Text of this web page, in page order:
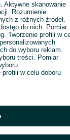
Aktywne skanowanie
Rozumienie
z różnych źródeł.
do nich. Pomiar
Tworzenie profili w
do wyboru reklam.
treści. Pomiar
w celu doboru